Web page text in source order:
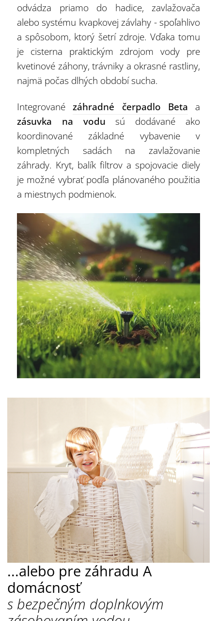
odvádza priamo do hadice, zavlažovača
alebo systému kvapkovej závlahy - spoľahlivo
a spôsobom, ktorý šetrí zdroje. Vďaka tomu
je cisterna praktickým zdrojom vody pre
kvetinové záhony, trávniky a okrasné rastliny,
najmä počas dlhých období sucha.
Integrovanézáhradné čerpadlo Beta a
zásuvka na vodu sú dodávané ako
koordinované základné vybavenie v
kompletných sadách na zavlažovanie
záhrady. Kryt, balík filtrov a spojovacie diely
je možné vybrať podľa plánovaného použitia
a miestnych podmienok.
...alebo pre záhradu A
domácnosť
s bezpečným doplnkovým